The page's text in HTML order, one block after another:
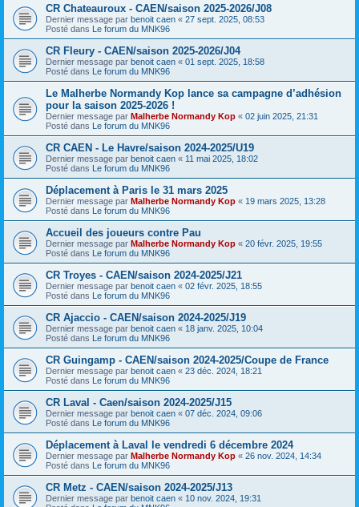
CR Chateauroux - CAEN/saison 2025-2026/J08
Dernier message par benoit caen « 27 sept. 2025, 08:53
Posté dans Le forum du MNK96
CR Fleury - CAEN/saison 2025-2026/J04
Dernier message par benoit caen « 01 sept. 2025, 18:58
Posté dans Le forum du MNK96
Le Malherbe Normandy Kop lance sa campagne d’adhésion
pour la saison 2025-2026 !
Dernier message par Malherbe Normandy Kop « 02 juin 2025, 21:31
Posté dans Le forum du MNK96
CR CAEN - Le Havre/saison 2024-2025/U19
Dernier message par benoit caen « 11 mai 2025, 18:02
Posté dans Le forum du MNK96
Déplacement à Paris le 31 mars 2025
Dernier message par Malherbe Normandy Kop « 19 mars 2025, 13:28
Posté dans Le forum du MNK96
Accueil des joueurs contre Pau
Dernier message par Malherbe Normandy Kop « 20 févr. 2025, 19:55
Posté dans Le forum du MNK96
CR Troyes - CAEN/saison 2024-2025/J21
Dernier message par benoit caen « 02 févr. 2025, 18:55
Posté dans Le forum du MNK96
CR Ajaccio - CAEN/saison 2024-2025/J19
Dernier message par benoit caen « 18 janv. 2025, 10:04
Posté dans Le forum du MNK96
CR Guingamp - CAEN/saison 2024-2025/Coupe de France
Dernier message par benoit caen « 23 déc. 2024, 18:21
Posté dans Le forum du MNK96
CR Laval - Caen/saison 2024-2025/J15
Dernier message par benoit caen « 07 déc. 2024, 09:06
Posté dans Le forum du MNK96
Déplacement à Laval le vendredi 6 décembre 2024
Dernier message par Malherbe Normandy Kop « 26 nov. 2024, 14:34
Posté dans Le forum du MNK96
CR Metz - CAEN/saison 2024-2025/J13
Dernier message par benoit caen « 10 nov. 2024, 19:31